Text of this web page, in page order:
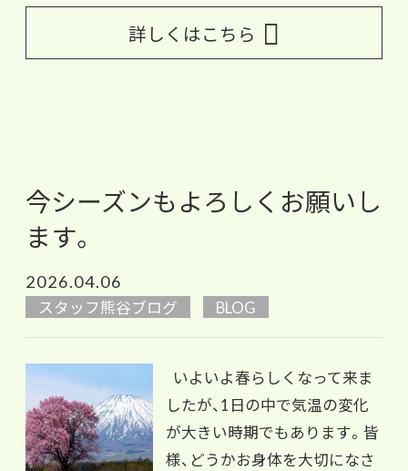
詳しくはこちら
今シーズンもよろしくお願いし
ます。
2026.04.06
スタッフ熊谷ブログ BLOG
いよいよ春らしくなって来ま
したが、1日の中で気温の変化
が大きい時期でもあります。皆
様、どうかお身体を大切になさ